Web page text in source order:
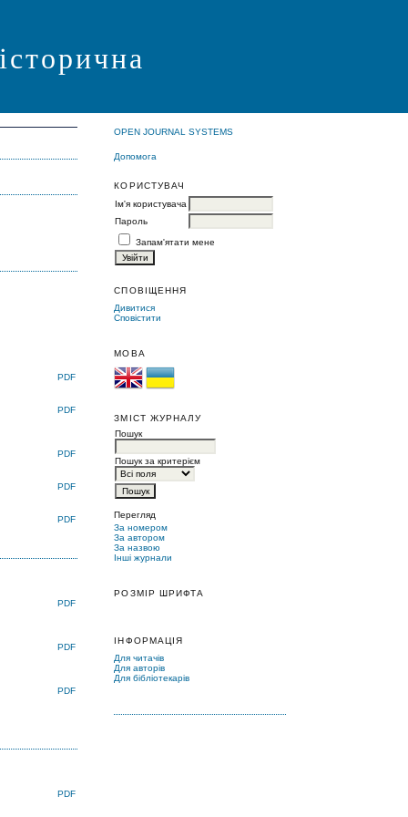
OPEN JOURNAL SYSTEMS
Допомога
КОРИСТУВАЧ
Ім'я користувача
Пароль
Запам'ятати мене
СПОВІЩЕННЯ
Дивитися
Сповістити
МОВА
ЗМІСТ ЖУРНАЛУ
Пошук
Пошук за критерієм
Перегляд
За номером
За автором
За назвою
Інші журнали
РОЗМІР ШРИФТА
ІНФОРМАЦІЯ
Для читачів
Для авторів
Для бібліотекарів
PDF
PDF
PDF
PDF
PDF
PDF
PDF
PDF
PDF